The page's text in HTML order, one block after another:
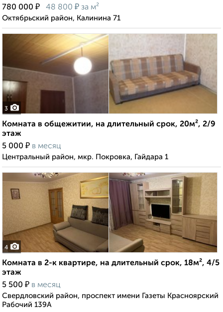
780 000 ₽ 48 800 ₽ за м²
Октябрьский район, Калинина 71
3
Комната в общежитии, на длительный срок, 20м², 2/9
этаж
5 000 ₽ в месяц
Центральный район, мкр. Покровка, Гайдара 1
4
Комната в 2-к квартире, на длительный срок, 18м², 4/5
этаж
5 500 ₽ в месяц
Свердловский район, проспект имени Газеты Красноярский
Рабочий 139А